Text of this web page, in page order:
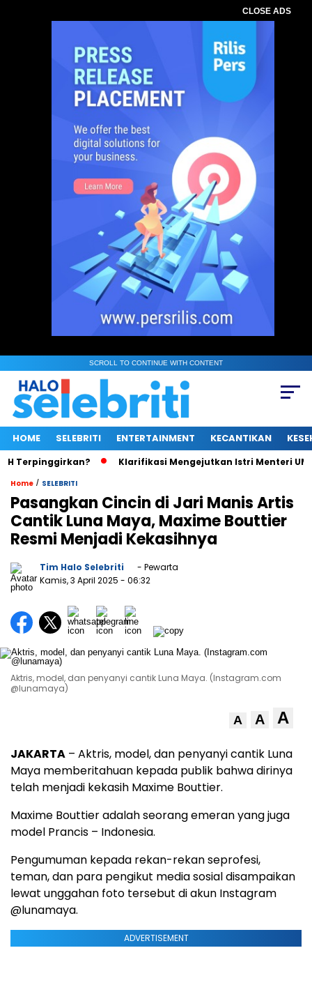
CLOSE ADS
SCROLL TO CONTINUE WITH CONTENT
HOME SELEBRITI ENTERTAINMENT KECANTIKAN
Klarifikasi Mengejutkan Istri Menteri UMKM
Home / SELEBRITI
Pasangkan Cincin di Jari Manis Artis
Cantik Luna Maya, Maxime Bouttier
Resmi Menjadi Kekasihnya
Tim Halo Selebriti
- Pewarta
Kamis, 3 April 2025 - 06:32
Aktris, model, dan penyanyi cantik Luna Maya. (Instagram.com
@lunamaya)
A A A
JAKARTA – Aktris, model, dan penyanyi cantik Luna
Maya memberitahuan kepada publik bahwa dirinya
telah menjadi kekasih Maxime Bouttier.
Maxime Bouttier adalah seorang emeran yang juga
model Prancis – Indonesia.
Pengumuman kepada rekan-rekan seprofesi,
teman, dan para pengikut media sosial disampaikan
lewat unggahan foto tersebut di akun Instagram
@lunamaya.
ADVERTISEMENT